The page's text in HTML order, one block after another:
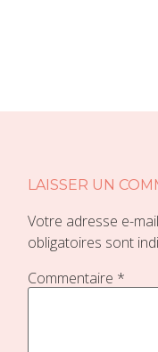
LAISSER UN
Votre adresse e-
obligatoires sont
Commentaire *